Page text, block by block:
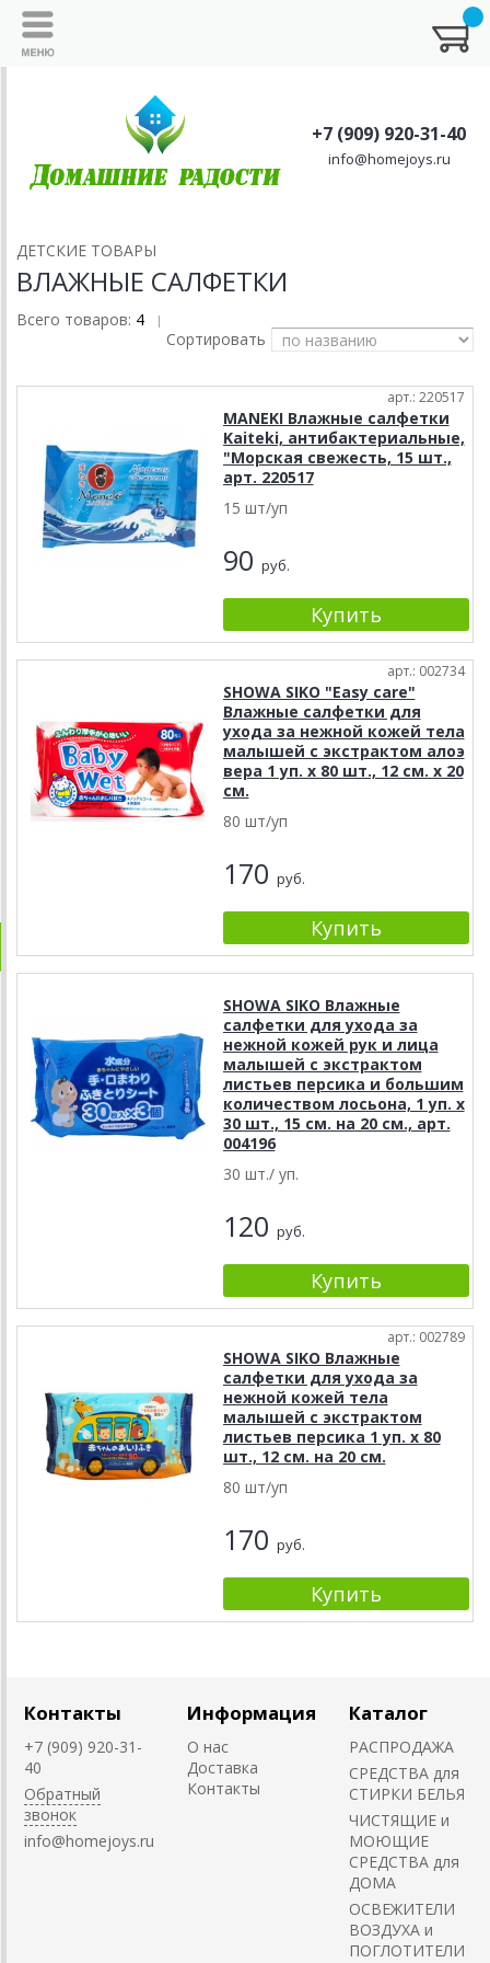
+7 (909) 920-31-40
info@homejoys.ru
ДЕТСКИЕ ТОВАРЫ
ВЛАЖНЫЕ САЛФЕТКИ
Всего товаров: 4 |
Сортировать
арт.: 220517
MANEKI Влажные салфетки
Kaiteki, антибактериальные,
"Морская свежесть, 15 шт.,
арт. 220517
15 шт/уп
90 руб.
арт.: 002734
SHOWA SIKO "Easy care"
Влажные салфетки для
ухода за нежной кожей тела
малышей с экстрактом алоэ
вера 1 уп. х 80 шт., 12 см. х 20
см.
80 шт/уп
170 руб.
SHOWA SIKO Влажные
салфетки для ухода за
нежной кожей рук и лица
малышей с экстрактом
листьев персика и большим
количеством лосьона, 1 уп. х
30 шт., 15 см. на 20 см., арт.
004196
30 шт./ уп.
120 руб.
арт.: 002789
SHOWA SIKO Влажные
салфетки для ухода за
нежной кожей тела
малышей с экстрактом
листьев персика 1 уп. х 80
шт., 12 см. на 20 см.
80 шт/уп
170 руб.
Контакты
+7 (909) 920-31-
40
Обратный
звонок
info@homejoys.ru
Информация
О нас
Доставка
Контакты
Каталог
РАСПРОДАЖА
СРЕДСТВА для
СТИРКИ БЕЛЬЯ
ЧИСТЯЩИЕ и
МОЮЩИЕ
СРЕДСТВА для
ДОМА
ОСВЕЖИТЕЛИ
ВОЗДУХА и
ПОГЛОТИТЕЛИ